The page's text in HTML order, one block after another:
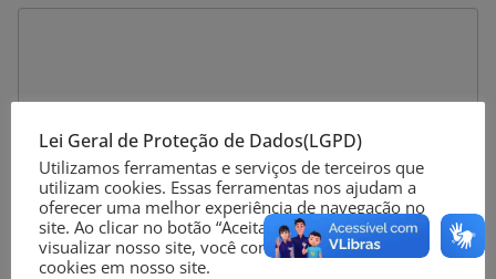
Lei Geral de Proteção de Dados(LGPD)
Utilizamos ferramentas e serviços de terceiros que
utilizam cookies. Essas ferramentas nos ajudam a
oferecer uma melhor experiência de navegação no
site. Ao clicar no botão “Aceitar” ou continuar a
visualizar nosso site, você concorda com o uso de
cookies em nosso site.